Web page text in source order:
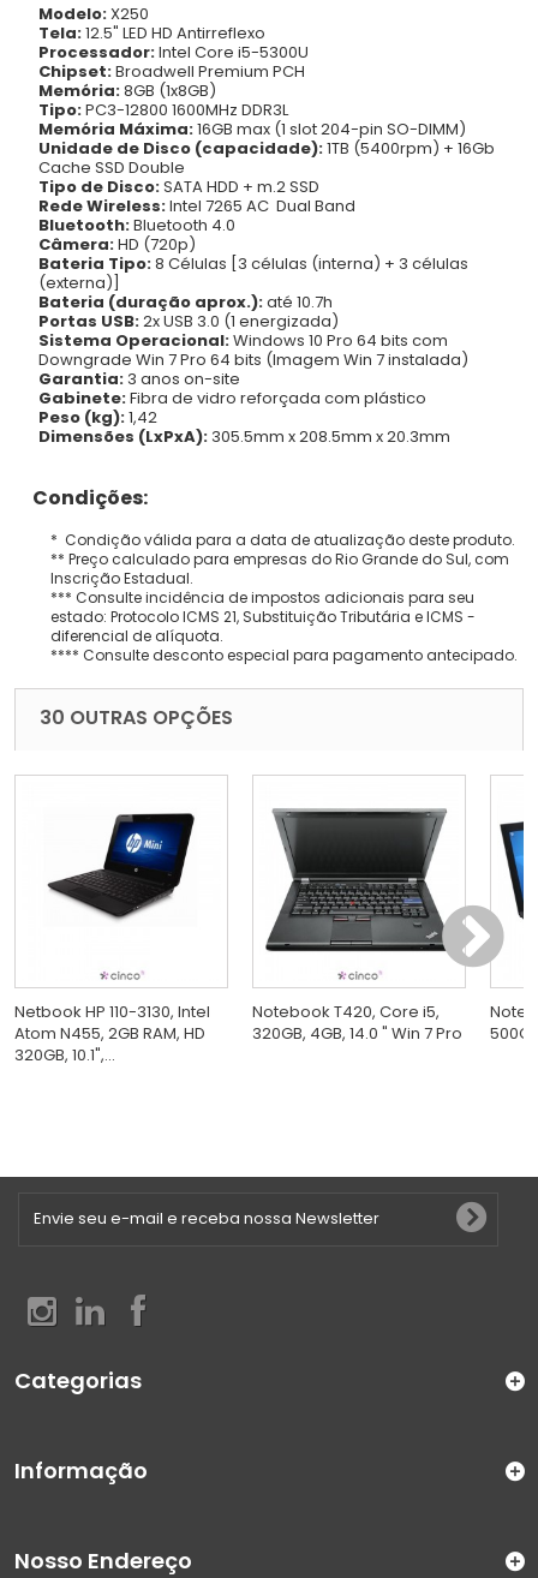
Modelo:X250
Tela:12.5" LED HD Antirreflexo
Processador:Intel Core i5-5300U
Chipset:Broadwell Premium PCH
Memória:8GB (1x8GB)
Tipo:PC3-12800 1600MHz DDR3L
Memória Máxima:16GB max (1 slot 204-pin SO-DIMM)
Unidade de Disco (capacidade):1TB (5400rpm) + 16Gb
Cache SSD Double
Tipo de Disco:SATA HDD + m.2 SSD
Rede Wireless:Intel 7265 AC Dual Band
Bluetooth:Bluetooth 4.0
Câmera:HD (720p)
Bateria Tipo:8 Células [3 células (interna) + 3 células
(externa)]
Bateria (duração aprox.):até 10.7h
Portas USB:2x USB 3.0 (1 energizada)
Sistema Operacional:Windows 10 Pro 64 bits com
Downgrade Win 7 Pro 64 bits (Imagem Win 7 instalada)
Garantia: 3 anos on-site
Gabinete:Fibra de vidro reforçada com plástico
Peso (kg):1,42
Dimensões (LxPxA): 305.5mm x 208.5mm x 20.3mm
Condições:
* Condição válida para a data de atualização deste produto.
** Preço calculado para empresas do Rio Grande do Sul, com
Inscrição Estadual.
*** Consulte incidência de impostos adicionais para seu
estado: Protocolo ICMS 21, Substituição Tributária e ICMS -
diferencial de alíquota.
**** Consulte desconto especial para pagamento antecipado.
30 OUTRAS OPÇÕES
Netbook HP 110-3130, Intel
Atom N455, 2GB RAM, HD
320GB, 10.1",...
Notebook T420, Core i5,
320GB, 4GB, 14.0 " Win 7 Pro
Categorias
Informação
Nosso Endereço